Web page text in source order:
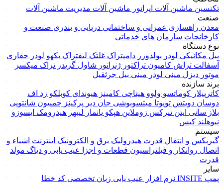
تکنسین ماشین آلات اپراتور ماشین آلات مدیریت ماشین آلات
صنعت
معدن راهسازی عمرانی و ساختمانی دریایی و بندری صنعت و
کارخانجات سازمان های خدماتی
نوع دستگاه
بیل مکانیکی لودر بولدوزردامپتراک غلتک لیفتراک بکهو لودرحفاری
آسفالت تراش کامیون تراکتور ژنراتور شاول گریدر تراک میکسر
موتور دیزل مینی لودر مینی بیل جرثقیل
برند سازنده
کاترپیلار کوماتسوولوو هیتاچی کامینز هیوندای کوبلکو زد اف
دوسان دویتس تویوتا میتسوبوشی جان دیر پرکینز چمپیون شانتویی
بلاز سانی ایتن تیرکس زوملاین هپکو یانمار لیبهر هیدرومک ایسوزو
نیوهلند کیس
سیستم
گیربکس و انتقال قدرت هیدرولیک برق و الکترونیک اینترنت اشیاء و
اتصال روانکار و فیلتراسیون قطعات و اجزا عیب یابی و دیاگ مولد
قدرت
سایر
پمپ INSITE نرم افزار عیب یابی زبان تخصصیکد خطا